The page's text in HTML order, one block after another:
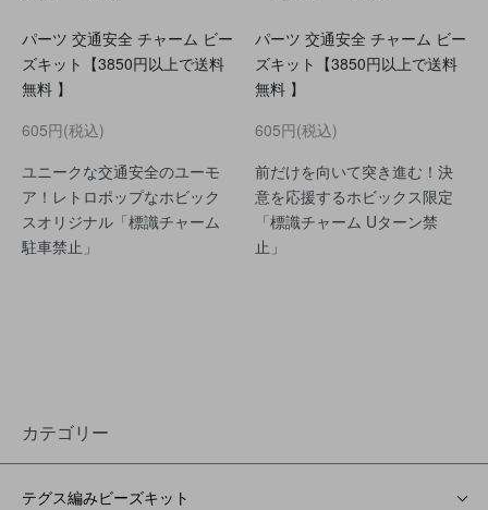
パーツ 交通安全 チャーム ビー
ズキット【3850円以上で送料
無料 】
605円(税込)
ユニークな交通安全のユーモ
ア！レトロポップなホビック
スオリジナル「標識チャーム
駐車禁止」
パーツ 交通安全 チャーム ビー
ズキット【3850円以上で送料
無料 】
605円(税込)
前だけを向いて突き進む！決
意を応援するホビックス限定
「標識チャーム Uターン禁
止」
カテゴリー
テグス編みビーズキット